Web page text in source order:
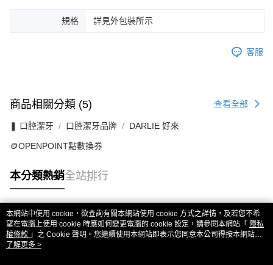
規格 詳見外包裝所示
客服
商品相關分類 (5) 查看全部
❚ 口腔潔牙 口腔潔牙品牌 DARLIE 好來
🪙OPENPOINT點數換券
本分類熱銷全站排行
熱門標籤
本網站中使用 cookie，欲查詢有關本網站使用 cookie 方式之詳情，及若您不希
望在電腦上使用 cookie 時應如何變更電腦的 cookie 設定，請參閱本網站「 隱私
權條款 」之 Cookie 聲明。您繼續使用本網站即表示您同意本公司得按本網站使
用條款之 Cookie 聲明使用 cookie。
了解更多 >